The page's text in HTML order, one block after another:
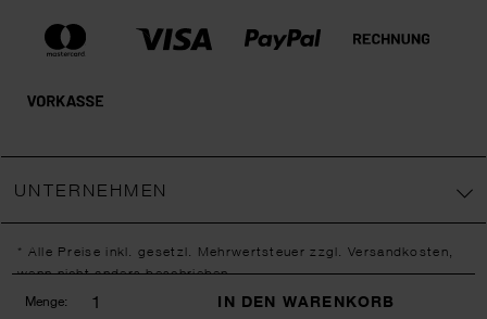
Menge: IN DEN WARENKORB
UNTERNEHMEN
* Alle Preise inkl. gesetzl. Mehrwertsteuer zzgl.Versandkosten,
wenn nicht anders beschrieben.
** Jede:r Abonnent:in erhält bei erstmaliger Anmeldung für unseren